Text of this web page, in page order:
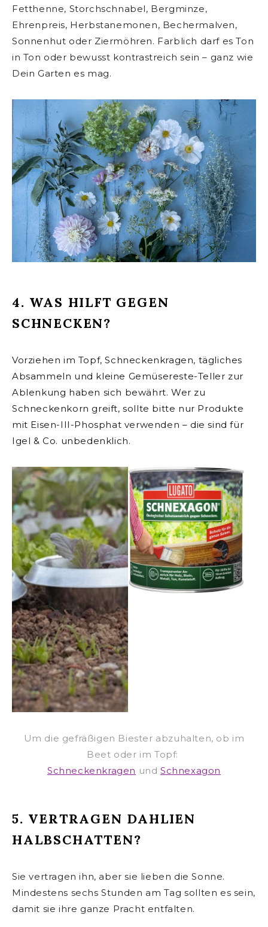
Fetthenne, Storchschnabel, Bergminze,
Ehrenpreis, Herbstanemonen, Bechermalven,
Sonnenhut oder Ziermöhren. Farblich darf es Ton
in Ton oder bewusst kontrastreich sein – ganz wie
Dein Garten es mag.
4. WAS HILFT GEGEN
SCHNECKEN?
Vorziehen im Topf, Schneckenkragen, tägliches
Absammeln und kleine Gemüsereste-Teller zur
Ablenkung haben sich bewährt. Wer zu
Schneckenkorn greift, sollte bitte nur Produkte
mit Eisen-III-Phosphat verwenden – die sind für
Igel & Co. unbedenklich.
Um die gefräßigen Biester abzuhalten, ob im
Beet oder im Topf:
Schneckenkragen und Schnexagon
5. VERTRAGEN DAHLIEN
HALBSCHATTEN?
Sie vertragen ihn, aber sie lieben die Sonne.
Mindestens sechs Stunden am Tag sollten es sein,
damit sie ihre ganze Pracht entfalten.